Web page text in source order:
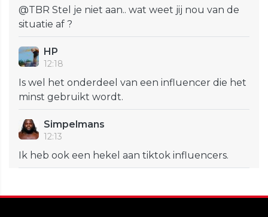
@TBR Stel je niet aan.. wat weet jij nou van de
situatie af ?
HP
12:18
Is wel het onderdeel van een influencer die het
minst gebruikt wordt.
Simpelmans
12:13
Ik heb ook een hekel aan tiktok influencers.